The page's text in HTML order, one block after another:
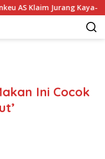
Klaim Jurang Kaya-Miskin
Ini Cocok